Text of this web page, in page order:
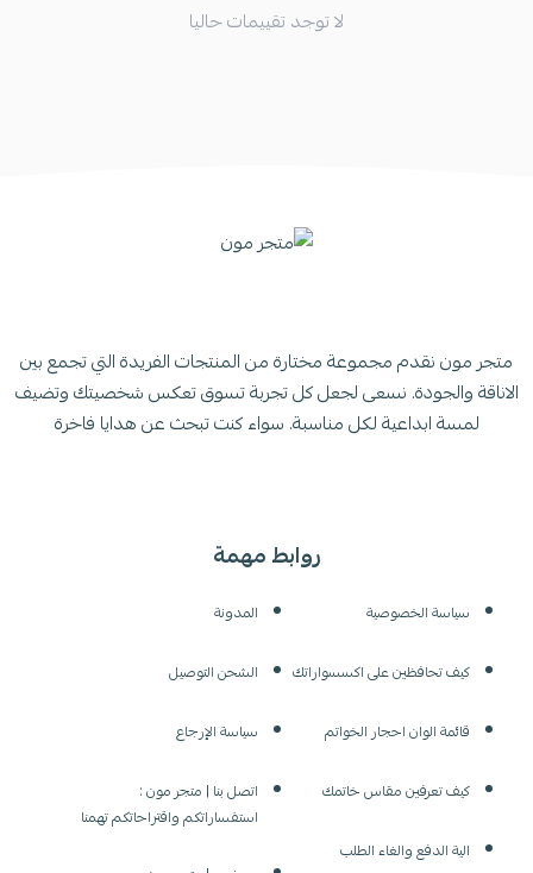
لا توجد تقييمات حاليا
روابط مهمة
سياسة الخصوصية
كيف تحافظين على اكسسواراتك
قائمة الوان احجار الخواتم
كيف تعرفين مقاس خاتمك
الية الدفع والغاء الطلب
المدونة
الشحن التوصيل
سياسة الإرجاع
اتصل بنا | متجر مون :
استفساراتكم واقتراحاتكم تهمنا
متجر مون نقدم مجموعة مختارة من المنتجات الفريدة التي تجمع بين
الاناقة والجودة. نسعى لجعل كل تجربة تسوق تعكس شخصيتك وتضيف
لمسة ابداعية لكل مناسبة. سواء كنت تبحث عن هدايا فاخرة